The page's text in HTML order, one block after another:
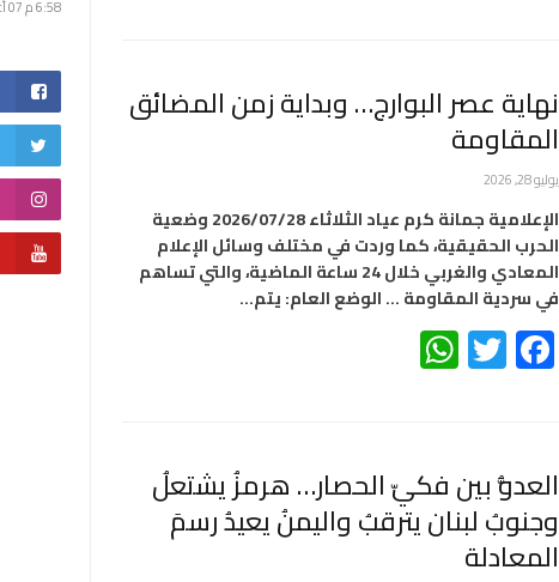
نهاية عصر البوارج… وبداية زمن المضائق
المقاومة
يوليو 28, 2026
الإعلامية جمانة كرم عياد الثلاثاء 2026/07/28 وضعية
الحرب الحقيقية، كما وردت في مختلف وسائل الإعلام
المعادي والغربي خلال 24 ساعة الماضية، والتي تساهم
في سردية المقاومة … الوضع العام: يتم…
Facebook
Twitter
العدوُّ بين فكيّ الحصار… هرمزُ يشتعلُ
وجنوبُ لبنان يترقبُ واليمنُ يعيدُ رسمَ
المعادلة
6:58 م 07 أغسطس 2026